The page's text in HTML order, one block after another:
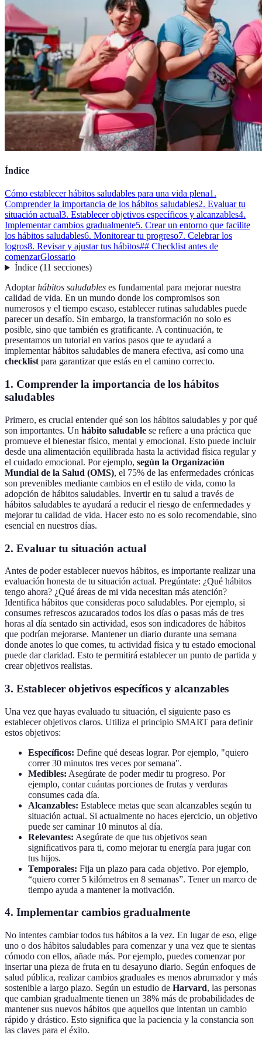
Índice
Cómo establecer hábitos saludables para una vida plena1.
Comprender la importancia de los hábitos saludables2. Evaluar tu
situación actual3. Establecer objetivos específicos y alcanzables4.
Implementar cambios gradualmente5. Crear un entorno que facilite
los hábitos saludables6. Monitorear tu progreso7. Celebrar los
logros8. Revisar y ajustar tus hábitos## Checklist antes de
comenzarGlossario
Índice(11 secciones)
Adoptarhábitos saludables es fundamental para mejorar nuestra
calidad de vida. En un mundo donde los compromisos son
numerosos y el tiempo escaso, establecer rutinas saludables puede
parecer un desafío. Sin embargo, la transformación no solo es
posible, sino que también es gratificante. A continuación, te
presentamos un tutorial en varios pasos que te ayudará a
implementar hábitos saludables de manera efectiva, así como una
checklistpara garantizar que estás en el camino correcto.
1. Comprender la importancia de los hábitos
saludables
Primero, es crucial entender qué son los hábitos saludables y por qué
son importantes. Un hábito saludable se refiere a una práctica que
promueve el bienestar físico, mental y emocional. Esto puede incluir
desde una alimentación equilibrada hasta la actividad física regular y
el cuidado emocional. Por ejemplo, según la Organización
Mundial de la Salud (OMS), el 75% de las enfermedades crónicas
son prevenibles mediante cambios en el estilo de vida, como la
adopción de hábitos saludables. Invertir en tu salud a través de
hábitos saludables te ayudará a reducir el riesgo de enfermedades y
mejorar tu calidad de vida. Hacer esto no es solo recomendable, sino
esencial en nuestros días.
2. Evaluar tu situación actual
Antes de poder establecer nuevos hábitos, es importante realizar una
evaluación honesta de tu situación actual. Pregúntate: ¿Qué hábitos
tengo ahora? ¿Qué áreas de mi vida necesitan más atención?
Identifica hábitos que consideras poco saludables. Por ejemplo, si
consumes refrescos azucarados todos los días o pasas más de tres
horas al día sentado sin actividad, esos son indicadores de hábitos
que podrían mejorarse. Mantener un diario durante una semana
donde anotes lo que comes, tu actividad física y tu estado emocional
puede dar claridad. Esto te permitirá establecer un punto de partida y
crear objetivos realistas.
3. Establecer objetivos específicos y alcanzables
Una vez que hayas evaluado tu situación, el siguiente paso es
establecer objetivos claros. Utiliza el principio SMART para definir
estos objetivos:
Específicos: Define qué deseas lograr. Por ejemplo, "quiero
correr 30 minutos tres veces por semana".
Medibles: Asegúrate de poder medir tu progreso. Por
ejemplo, contar cuántas porciones de frutas y verduras
consumes cada día.
Alcanzables: Establece metas que sean alcanzables según tu
situación actual. Si actualmente no haces ejercicio, un objetivo
puede ser caminar 10 minutos al día.
Relevantes: Asegúrate de que tus objetivos sean
significativos para ti, como mejorar tu energía para jugar con
tus hijos.
Temporales: Fija un plazo para cada objetivo. Por ejemplo,
“quiero correr 5 kilómetros en 8 semanas”. Tener un marco de
tiempo ayuda a mantener la motivación.
4. Implementar cambios gradualmente
No intentes cambiar todos tus hábitos a la vez. En lugar de eso, elige
uno o dos hábitos saludables para comenzar y una vez que te sientas
cómodo con ellos, añade más. Por ejemplo, puedes comenzar por
insertar una pieza de fruta en tu desayuno diario. Según enfoques de
salud pública, realizar cambios graduales es menos abrumador y más
sostenible a largo plazo. Según un estudio de Harvard, las personas
que cambian gradualmente tienen un 38% más de probabilidades de
mantener sus nuevos hábitos que aquellos que intentan un cambio
rápido y drástico. Esto significa que la paciencia y la constancia son
las claves para el éxito.